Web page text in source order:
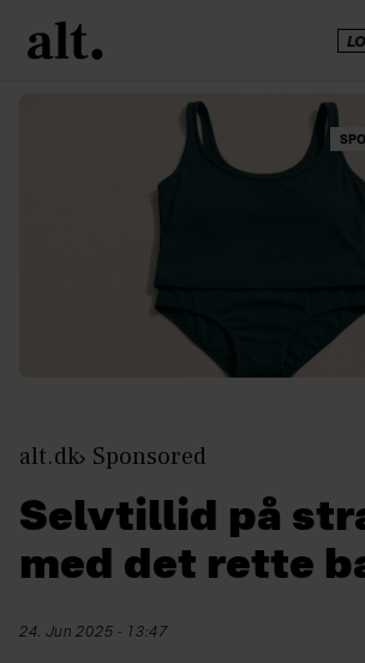
alt.dk Sponsored
Selvtillid på
med det rette
24. Jun 2025 - 13:47